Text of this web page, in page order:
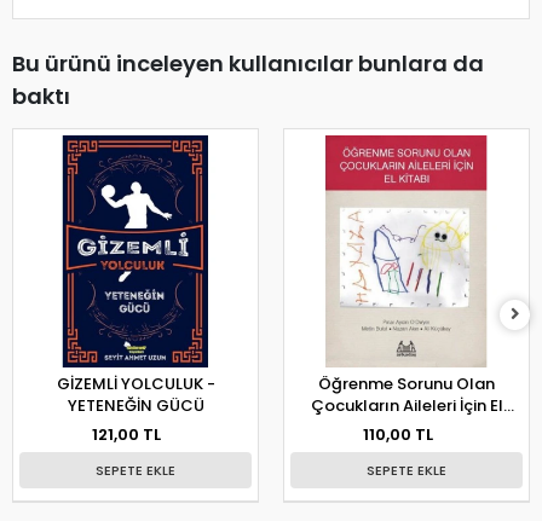
Bu ürünü inceleyen kullanıcılar bunlara da
baktı
GİZEMLİ YOLCULUK -
YETENEĞİN GÜCÜ
121,00 TL
SEPETE EKLE
Öğrenme Sorunu Olan
Çocukların Aileleri İçin El
Kitabı
110,00 TL
SEPETE EKLE